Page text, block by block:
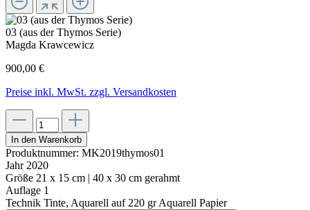
03 (aus der Thymos Serie)
Magda Krawcewicz
900,00 €
Preise inkl. MwSt. zzgl. Versandkosten
In den Warenkorb
Produktnummer: MK2019thymos01
Jahr 2020
Größe 21 x 15 cm | 40 x 30 cm gerahmt
Auflage 1
Technik Tinte, Aquarell auf 220 gr Aquarell Papier